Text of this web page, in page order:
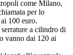
come Milano,
per lo
100 euro.
a cilindro di
vanno dai 120 ai